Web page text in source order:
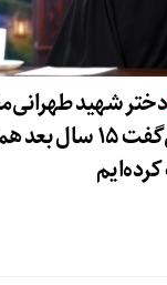
دختر شهید
می‌گفت 15 سال